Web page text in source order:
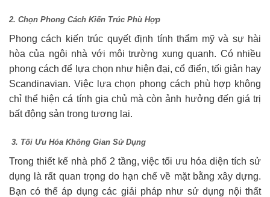
2. Chọn Phong Cách Kiến Trúc Phù Hợp
Phong cách kiến trúc quyết định tính thẩm mỹ và sự hài
hòa của ngôi nhà với môi trường xung quanh. Có nhiều
phong cách để lựa chọn như hiện đại, cổ điển, tối giản hay
Scandinavian. Việc lựa chọn phong cách phù hợp không
chỉ thể hiện cá tính gia chủ mà còn ảnh hưởng đến giá trị
bất động sản trong tương lai.
3. Tối Ưu Hóa Không Gian Sử Dụng
Trong thiết kế nhà phố 2 tầng, việc tối ưu hóa diện tích sử
dụng là rất quan trọng do hạn chế về mặt bằng xây dựng.
Bạn có thể áp dụng các giải pháp như sử dụng nội thất